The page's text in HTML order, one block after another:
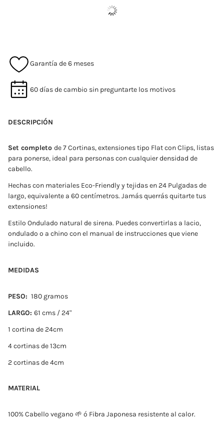
Garantía de 6 meses
60 días de cambio sin preguntarte los motivos
DESCRIPCIÓN
Set completo de 7 Cortinas, extensiones tipo Flat con Clips, listas
para ponerse, ideal para personas con cualquier densidad de
cabello.
Hechas con materiales Eco-Friendly y tejidas en 24 Pulgadas de
largo, equivalente a 60 centímetros. Jamás querrás quitarte tus
extensiones!
Estilo Ondulado natural de sirena. Puedes convertirlas a lacio,
ondulado o a chino con el manual de instrucciones que viene
incluido.
MEDIDAS
PESO: 180 gramos
LARGO: 61 cms / 24"
1 cortina de 24cm
4 cortinas de 13cm
2 cortinas de 4cm
MATERIAL
100% Cabello vegano 🌱 ó Fibra Japonesa resistente al calor.